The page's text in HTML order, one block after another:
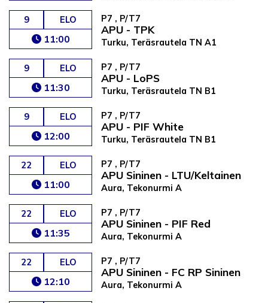
9 ELO
11:00
P7 , P/T7
APU - TPK
Turku, Teräsrautela TN A1
9 ELO
11:30
P7 , P/T7
APU - LoPS
Turku, Teräsrautela TN B1
9 ELO
12:00
P7 , P/T7
APU - PIF White
Turku, Teräsrautela TN B1
22 ELO
11:00
P7 , P/T7
APU Sininen - LTU/Keltainen
Aura, Tekonurmi A
22 ELO
11:35
P7 , P/T7
APU Sininen - PIF Red
Aura, Tekonurmi A
22 ELO
12:10
P7 , P/T7
APU Sininen - FC RP Sininen
Aura, Tekonurmi A